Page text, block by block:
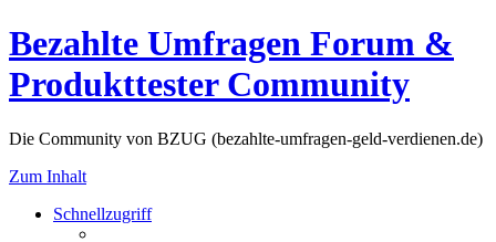
Bezahlte Umfragen Forum &
Produkttester Community
Die Community von BZUG (bezahlte-umfragen-geld-verdienen.de)
Zum Inhalt
Schnellzugriff